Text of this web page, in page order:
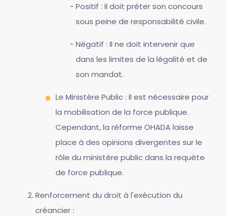
Positif : Il doit prêter son concours
sous peine de responsabilité civile.
Négatif : Il ne doit intervenir que
dans les limites de la légalité et de
son mandat.
Le Ministère Public : Il est nécessaire pour
la mobilisation de la force publique.
Cependant, la réforme OHADA laisse
place à des opinions divergentes sur le
rôle du ministère public dans la requête
de force publique.
Renforcement du droit à l'exécution du
créancier :